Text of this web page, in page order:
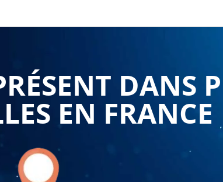
plateformes de messagerie, etc.
efficace et personnalisée avec
qui peuvent survenir
les réclamations et les
la satisfaction du client et l'image
DANS
EN FRANCE